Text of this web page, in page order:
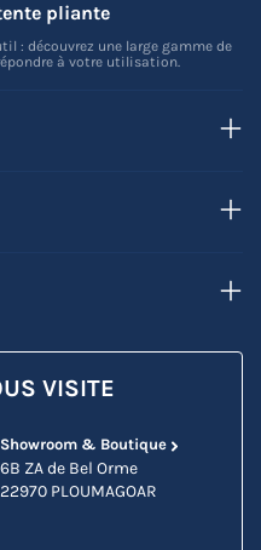
pliante
: découvrez une large gamme de
à votre utilisation.
VISITE
Showroom & Boutique
6B ZA de Bel Orme
22970 PLOUMAGOAR